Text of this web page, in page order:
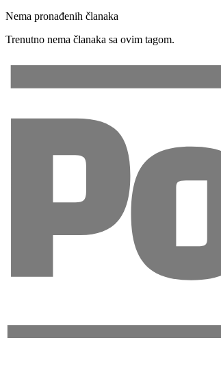
Nema pronađenih članaka
Trenutno nema članaka sa ovim tagom.